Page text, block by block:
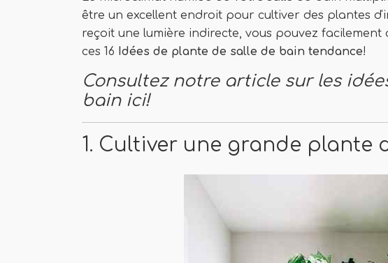
être un excellent endroit pour cultiver des plantes
reçoit une lumière indirecte, vous pouvez
ces 16 Idées de plante de salle de bain tendance!
Consultez notre article sur les
bain ici!
1. Cultiver une grande plante